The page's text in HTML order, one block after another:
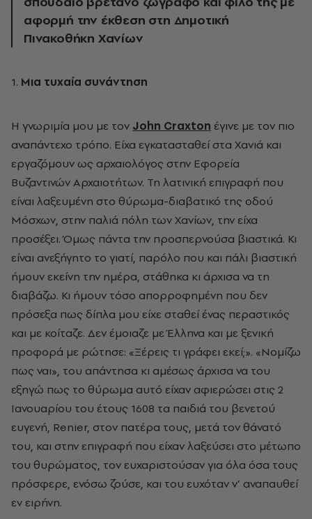
αφορμή την έκθεση στη Δημοτική
Πινακοθήκη Χανίων
1. Μια τυχαία συνάντηση
Η γνωριμία μου με τον John Craxton έγινε με τον πιο
αναπάντεχο τρόπο. Είχα εγκατασταθεί στα Χανιά και
εργαζόμουν ως αρχαιολόγος στην Εφορεία
Βυζαντινών Αρχαιοτήτων. Τη λατινική επιγραφή που
είναι λαξευμένη στο θύρωμα-διαβατικό της οδού
Μόσχων, στην παλιά πόλη των Χανίων, την είχα
προσέξει. Όμως πάντα την προσπερνούσα βιαστικά. Κι
είναι ανεξήγητο το γιατί, παρόλο που και πάλι βιαστική
ήμουν εκείνη την ημέρα, στάθηκα κι άρχισα να τη
διαβάζω. Κι ήμουν τόσο απορροφημένη που δεν
πρόσεξα πως δίπλα μου είχε σταθεί ένας περαστικός
και με κοίταζε. Δεν έμοιαζε με Έλληνα και με ξενική
προφορά με ρώτησε: «Ξέρεις τι γράφει εκεί;». «Νομίζω
πως ναι», του απάντησα κι αμέσως άρχισα να του
εξηγώ πως το θύρωμα αυτό είχαν αφιερώσει στις 2
Ιανουαρίου του έτους 1608 τα παιδιά του βενετού
ευγενή, Renier, στον πατέρα τους, μετά τον θάνατό
του, και στην επιγραφή που είχαν λαξεύσει στο μέτωπο
του θυρώματος, τον ευχαριστούσαν για όλα όσα τους
πρόσφερε, ενόσω ζούσε, και του ευχόταν ν’ αναπαυθεί
εν ειρήνη.